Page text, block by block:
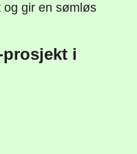
og gir en sømløs
i